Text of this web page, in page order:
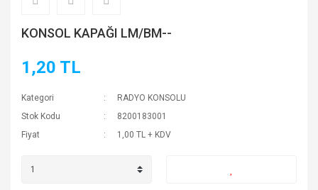
KONSOL KAPAĞI LM/BM--
1,20 TL
Kategori
RADYO KONSOLU
Stok Kodu
8200183001
Fiyat
1,00 TL + KDV